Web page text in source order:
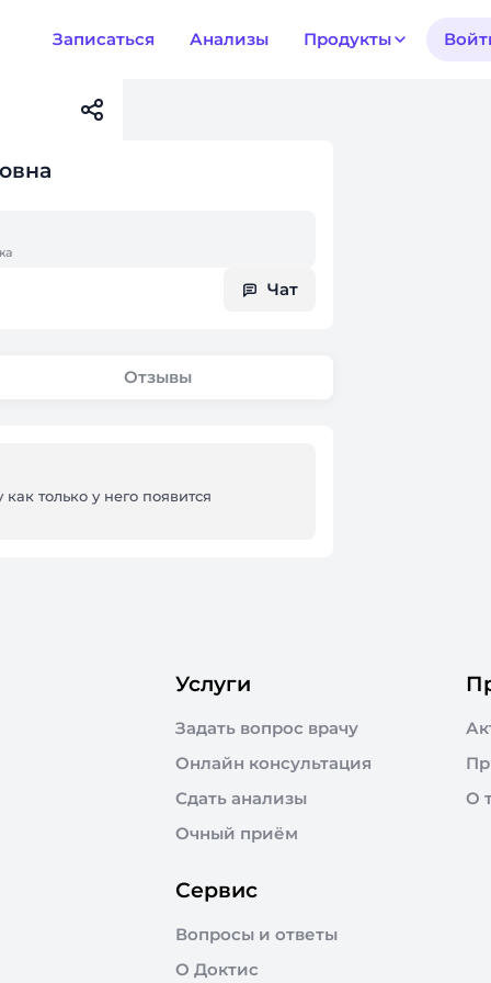
Записаться Анализы Продукты
Чат
Отзывы
только у него появится
Услуги
Задать вопрос врачу
Онлайн консультация
Сдать анализы
Очный приём
О
Сервис
Вопросы и ответы
О Доктис